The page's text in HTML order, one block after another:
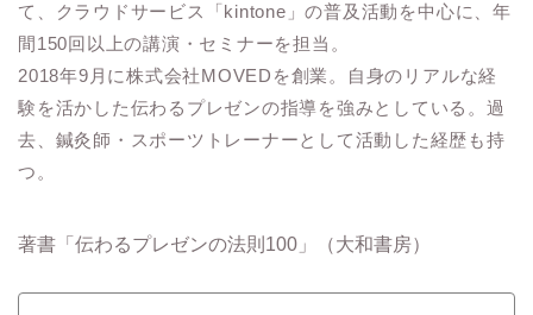
て、クラウドサービス「kintone」の普及活動を中心に、年
間150回以上の講演・セミナーを担当。
2018年9月に株式会社MOVEDを創業。自身のリアルな経
験を活かした伝わるプレゼンの指導を強みとしている。過
去、鍼灸師・スポーツトレーナーとして活動した経歴も持
つ。
著書「伝わるプレゼンの法則100」（大和書房）